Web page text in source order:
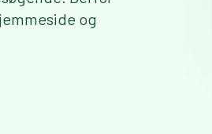
og